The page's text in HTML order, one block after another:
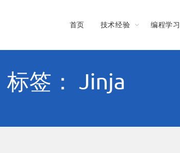
首页 技术经验 编程学习
标签： Jinja